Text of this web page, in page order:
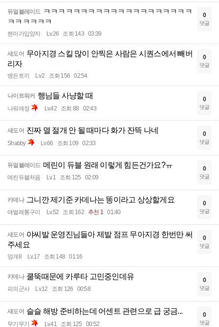
듀얼블레이드
ㅋㅋㅋㅋㅋㅋㅋㅋㅋㅋㅋㅋㅋㅋㅋㅋㅋㅋㅋㅋ
ㅋㅋㅋㅋㅋㅋ
렌아가입양자 Lv.26 조회 143 03:39
0
댓글
섀도어 무아지경 스킬 많이 안찍은 사람은 시퀀스에서 빼버
리자
병든토끼 Lv.2 조회 156 02:54
0
댓글
나이트워커 행님들 사냥할 때
나워애정 Lv.42 조회 88 02:43
0
댓글
섀도어 진짜 멸 절개 안 될 때마다 화가 잔뜩 나네
Shabby Lv.66 조회 109 02:33
0
댓글
듀얼블레이드 메린이 듀블 원래 이렇게 힘든건가요?ㅠ
메린듀블처음 Lv.1 조회 125 02:09
0
댓글
카데나 그니깐 제기준 카데나는 똥이라고 상상할게요
애벌레통구이 Lv.52 조회 162 추천 1 01:40
0
댓글
섀도어 야씨발 운영진님들아 제발 점프 무아지경 한번만 써
주세요
멍개8 Lv.17 조회 148 01:16
0
댓글
카데나 쿨뚝때문에 카루타 고민중인데유
피의군사 Lv.12 조회 126 00:58
0
댓글
섀도어 슬슬 해방 준비하는데 어센트 관련으로 급 궁금...
무기무기 Lv.41 조회 125 00:52
0
댓글